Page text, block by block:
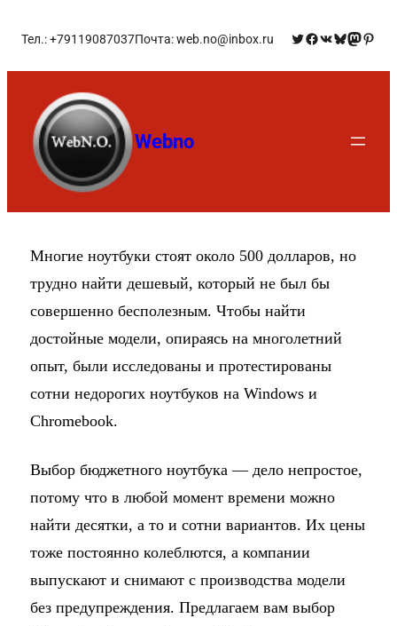
Тел.: +79119087037Почта: web.no@inbox.ru
Webno
Многие ноутбуки стоят около 500 долларов, но
трудно найти дешевый, который не был бы
совершенно бесполезным. Чтобы найти
достойные модели, опираясь на многолетний
опыт, были исследованы и протестированы
сотни недорогих ноутбуков на Windows и
Chromebook.
Выбор бюджетного ноутбука — дело непростое,
потому что в любой момент времени можно
найти десятки, а то и сотни вариантов. Их цены
тоже постоянно колеблются, а компании
выпускают и снимают с производства модели
без предупреждения. Предлагаем вам выбор